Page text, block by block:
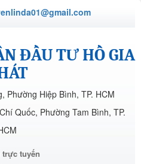
ĐẦU TƯ HỒ GIA
Phường Hiệp Bình, TP. HCM
Quốc, Phường Tam Bình, TP.
trực tuyến